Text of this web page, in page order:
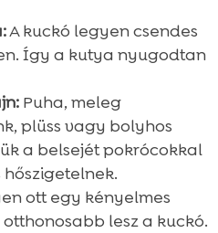
A kuckó legyen csendes
Így a kutya nyugodtan
Puha, meleg
plüss vagy bolyhos
a belsejét pokrócokkal
ott egy kényelmes
lesz a kuckó.